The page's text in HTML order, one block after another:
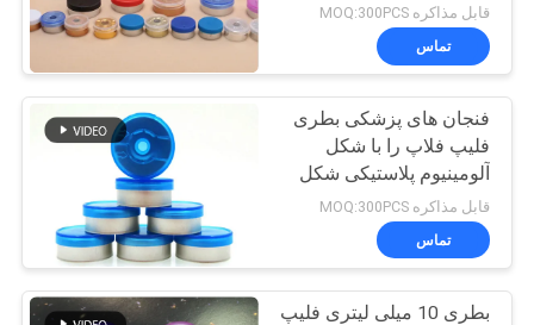
کنترل
کیفیت
تماس
بگیرید
10 میلی لیتر برچسب
ویال
139
قابل مذاکره MOQ:300PCS
تماس
فنجان های پزشکی بطری
فلیپ فلاپ را با شکل
آلومینیوم پلاستیکی شکل
می دهد
قابل مذاکره MOQ:300PCS
تماس
بطری 10 میلی لیتری فلیپ